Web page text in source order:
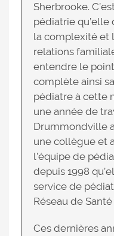
Sherbrooke.
pédiatrie qu’elle
la complexité et
relations
entendre le
complète ainsi
pédiatre à cette
une année de
Drummondville
une collègue et
l’équipe de
depuis 1998
service de
Réseau de
Ces dernières